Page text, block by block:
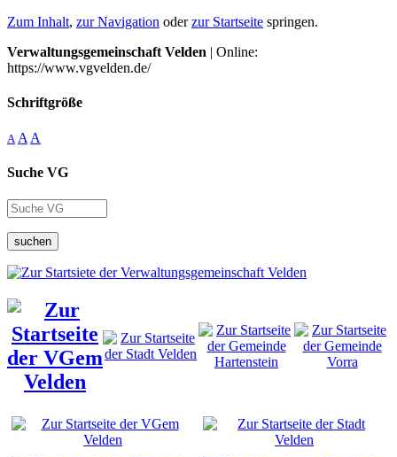
Zum Inhalt, zur Navigation oderzur Startseite springen.
Verwaltungsgemeinschaft Velden | Online:
https://www.vgvelden.de/
Schriftgröße
A A A
Suche VG
suchen